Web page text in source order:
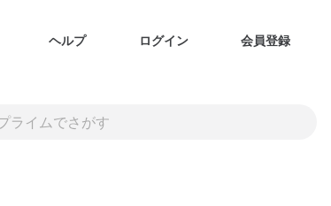
ヘルプ ログイン 会員登録